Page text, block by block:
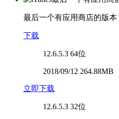
最后一个有应用商店的版本
下载
12.6.5.3 64位
2018/09/12 264.88MB
立即下载
12.6.5.3 32位